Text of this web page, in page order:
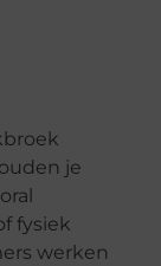
je
fysiek
werken